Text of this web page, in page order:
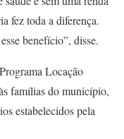
fez toda a diferença.
benefício”, disse.
Locação
famílias do município,
estabelecidos pela